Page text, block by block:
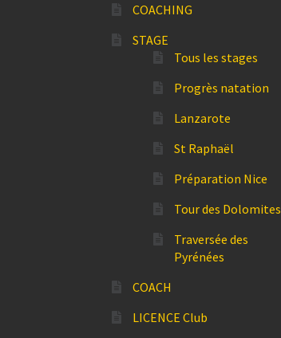
COACHING
STAGE
Tous les stages
Progrès natation
Lanzarote
St Raphaël
Préparation Nice
Tour des Dolomites
Traversée des
Pyrénées
COACH
LICENCE Club